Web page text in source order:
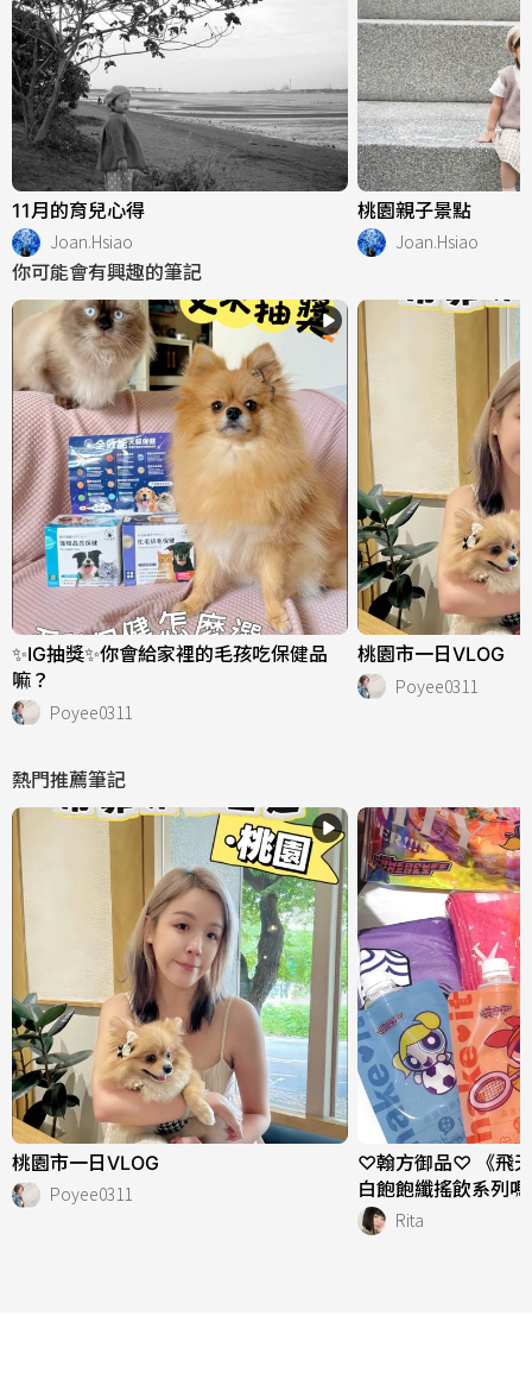
11月的育兒心得
Joan.Hsiao
桃園親子景點
Joan.Hsiao
你可能會有興趣的筆記
✨IG抽獎✨你會給家裡的毛孩吃保健品
嘛？
Poyee0311
桃園市一日VLOG
Poyee0311
熱門推薦筆記
桃園市一日VLOG
Poyee0311
♡翰方御品♡ 《飛
白飽飽纖搖飲系列
Rita